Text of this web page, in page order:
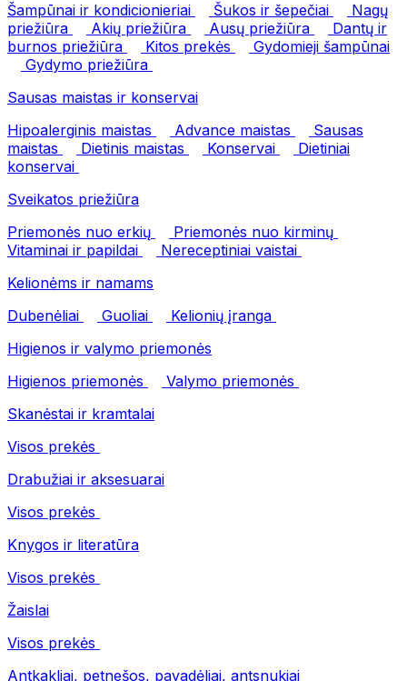
Šampūnai ir kondicionieriai
Šukos ir šepečiai
Nagų
priežiūra
Akių priežiūra Ausų priežiūra
Dantų ir
burnos priežiūra
Kitos prekės
Gydomieji šampūnai
Gydymo priežiūra
Sausas maistas ir konservai
Hipoalerginis maistas
Advance maistas
Sausas
maistas
Dietinis maistas Konservai
Dietiniai
konservai
Sveikatos priežiūra
Priemonės nuo erkių
Priemonės nuo kirminų
Vitaminai ir papildai
Nereceptiniai vaistai
Kelionėms ir namams
Dubenėliai
Guoliai
Kelionių įranga
Higienos ir valymo priemonės
Higienos priemonės
Valymo priemonės
Skanėstai ir kramtalai
Visos prekės
Drabužiai ir aksesuarai
Visos prekės
Knygos ir literatūra
Visos prekės
Žaislai
Visos prekės
Antkakliai, petnešos, pavadėliai, antsnukiai